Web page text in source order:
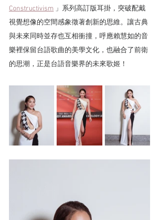
Constructivism 」系列高訂版耳掛，突破配戴
視覺想像的空間感象徵著創新的思維。讓古典
與未來同時並存也互相衝撞，呼應賴慧如的音
樂裡保留台語歌曲的美學文化，也融合了前衛
的思潮，正是台語音樂界的未來歌姬！